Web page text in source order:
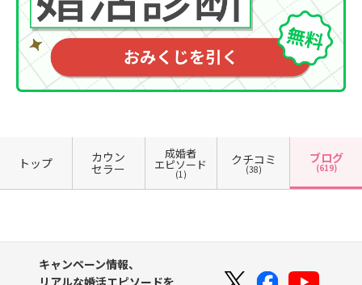
トップ カウン
セラー
成婚者
エピソード
(1)
クチコミ
(38)
ブログ
(619)
キャンペーン情報、